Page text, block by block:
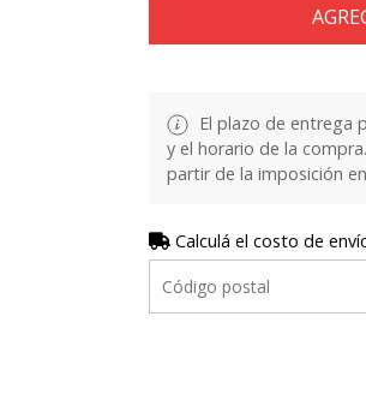
El plazo de entrega
y el horario de la
partir de la imposición
Calculá el costo de